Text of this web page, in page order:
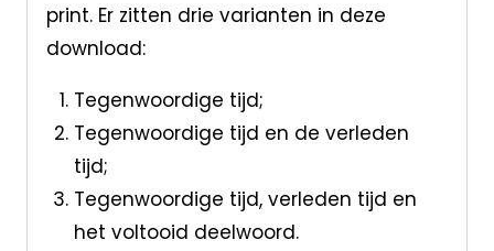
print. Er zitten drie varianten in deze
download:
Tegenwoordige tijd;
Tegenwoordige tijd en de verleden
tijd;
Tegenwoordige tijd, verleden tijd en
het voltooid deelwoord.